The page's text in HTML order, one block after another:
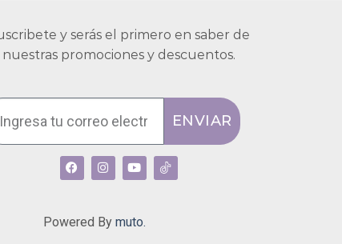
y serás el primero en saber de
nuestras promociones y descuentos.
ENVIAR
Powered By muto.